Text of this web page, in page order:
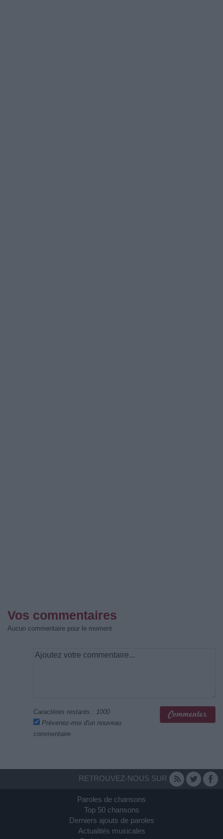
Vos commentaires
Aucun commentaire pour le moment
Caractères restants : 1000
Prévenez-moi d'un nouveau
commentaire
RETROUVEZ-NOUS SUR
Paroles de chansons
Top 50 chansons
Derniers ajouts de paroles
Actualités musicales